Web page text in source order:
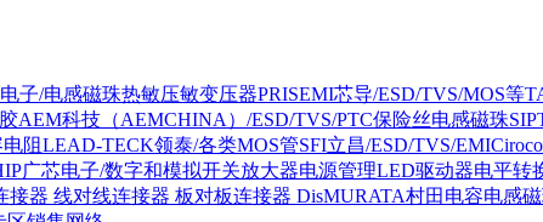
子/电感磁珠热敏压敏变压器PRISEMI芯导/ESD/TVS/MOS等
AEM科技（AEMCHINA）/ESD/TVS/PTC保险丝电感磁珠
阻LEAD-TECK领泰/各类MOS管SFI立昌/ESD/TVS/EMI
广芯电子/数字和模拟开关放大器电源管理LED驱动器电平转
器 线对线连接器 板对板连接器 DisMURATA村田电容电感